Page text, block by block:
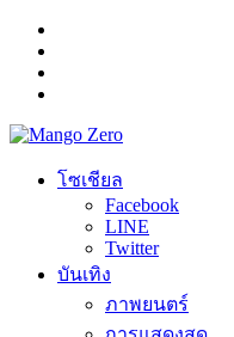
โซเชียล
Facebook
LINE
Twitter
บันเทิง
ภาพยนตร์